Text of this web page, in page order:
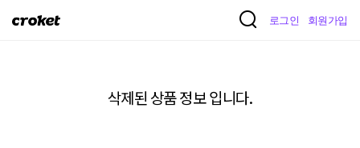
크
로그인 회원가입
삭제된 상품 정보 입니다.